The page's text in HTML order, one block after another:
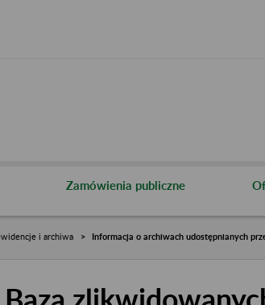
Zamówienia publiczne
i archiwa Informacja o archiwach udostępnianych